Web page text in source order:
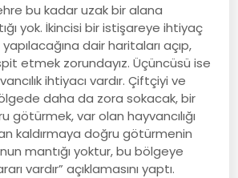
bu kadar uzak bir alana
yok. İkincisi bir istişareye ihtiyaç
dair haritaları açıp,
etmek zorundayız. Üçüncüsü ise
ihtiyacı vardır. Çiftçiyi ve
daha da zora sokacak, bir
götürmek, var olan hayvancılığı
kaldırmaya doğru götürmenin
mantığı yoktur, bu bölgeye
vardır” açıklamasını yaptı.